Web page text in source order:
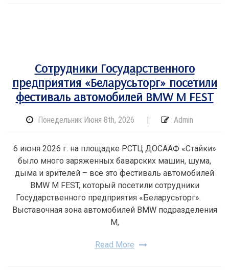
Сотрудники Государственного
предприятия «Беларусьторг» посетили
фестиваль автомобилей BMW M FEST
Понедельник Июня 8th, 2026 | Admin
6 июня 2026 г. на площадке РСТЦ ДОСААФ «Стайки»
было много заряженных баварских машин, шума,
дыма и зрителей – все это фестиваль автомобилей
BMW M FEST, который посетили сотрудники
Государственного предприятия «Беларусьторг».
Выставочная зона автомобилей BMW подразделения
M,
Read More